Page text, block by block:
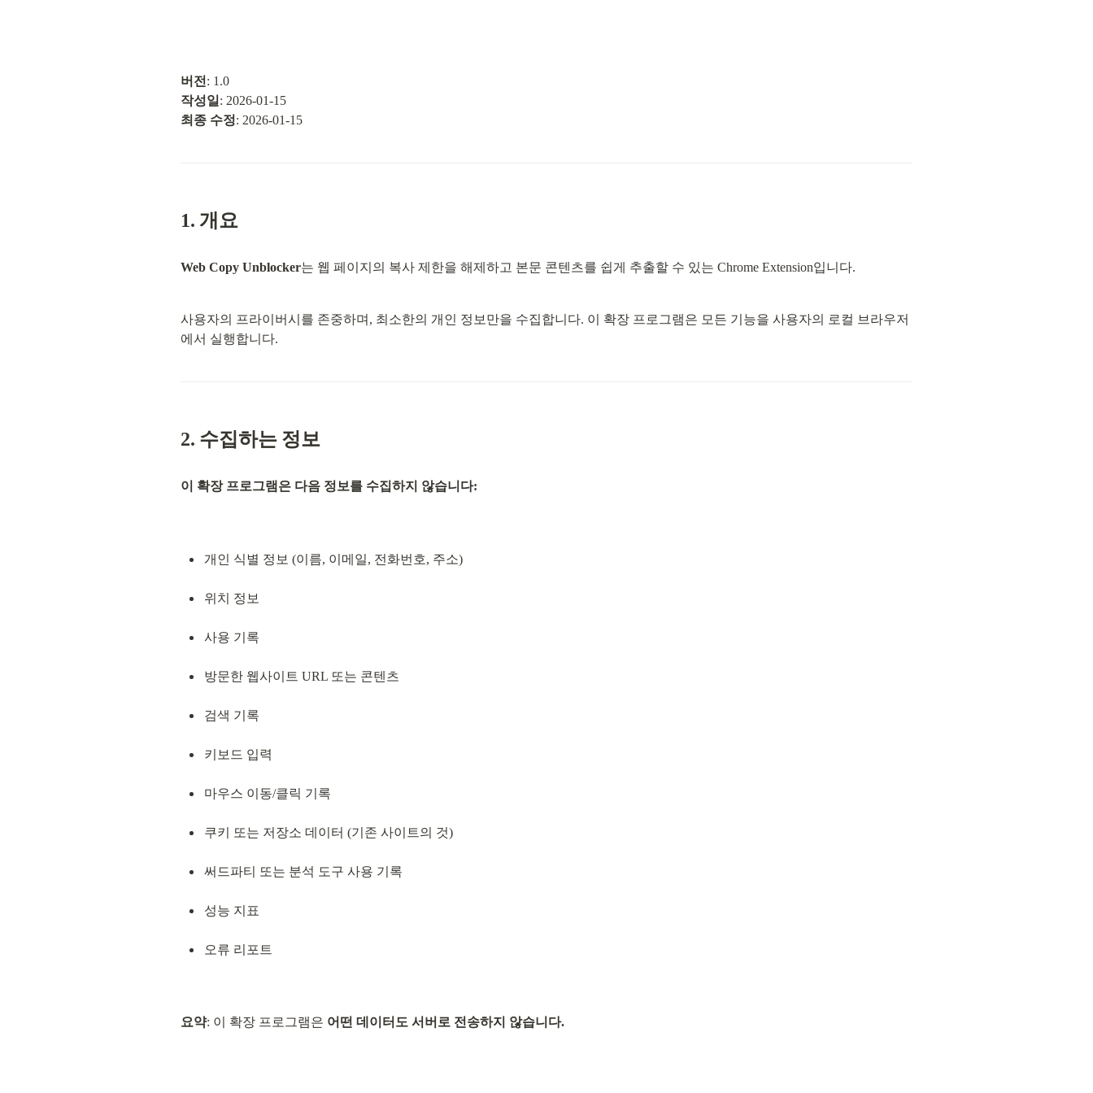
버전
작성일
최종 수정: 2026-01-15
1. 개요
Web Copy Unblocker는 웹 페이지의 복사 제한을 해제하고 본문 콘텐츠를 쉽게 추출할 수 있는 Chrome Extension입니다.
사용자의 프라이버시를 존중하며, 최소한의 개인 정보만을 수집합니다. 이 확장 프로그램은 모든 기능을 사용자의 로컬 브라우저
에서 실행합니다.
2. 수집하는 정보
이 확장 프로그램은 다음 정보를 수집하지 않습니다:
개인 식별 정보 (이름, 이메일, 전화번호, 주소)
위치 정보
사용 기록
방문한 웹사이트 URL 또는 콘텐츠
검색 기록
키보드 입력
마우스 이동/클릭 기록
쿠키 또는 저장소 데이터 (기존 사이트의 것)
써드파티 또는 분석 도구 사용 기록
성능 지표
오류 리포트
요약: 이 확장 프로그램은 어떤 데이터도 서버로 전송하지 않습니다.